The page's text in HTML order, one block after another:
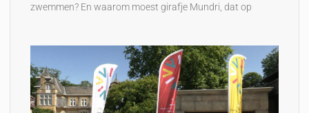
zwemmen? En waarom moest girafje Mundri, dat op